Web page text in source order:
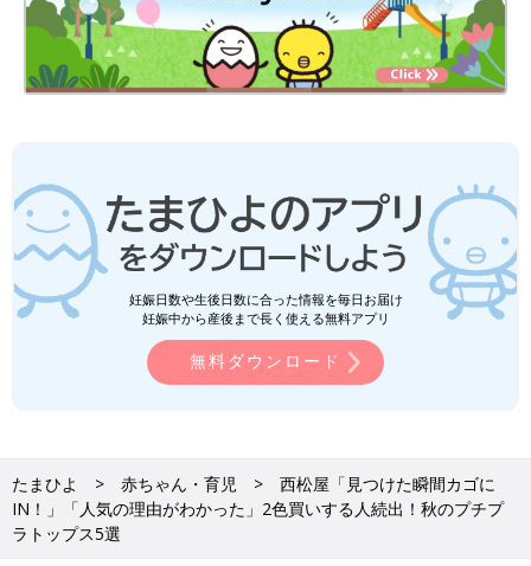
妊娠日数や生後日数に合った情報を毎日お届け
妊娠中から産後まで長く使える無料アプリ
無料ダウンロード
たまひよ 赤ちゃん・育児
西松屋「見つけた瞬間カゴに
IN！」「人気の理由がわかった」2色買いする人続出！秋のプチプ
ラトップス5選